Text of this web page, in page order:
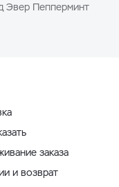
Эвер Пепперминт
заказа
и возврат